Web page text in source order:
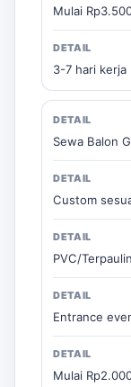
Mulai
3-7 hari kerja
Sewa Balon
Custom
PVC/
Entrance
Mulai